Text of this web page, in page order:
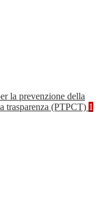
la prevenzione della
trasparenza (PTPCT) 1